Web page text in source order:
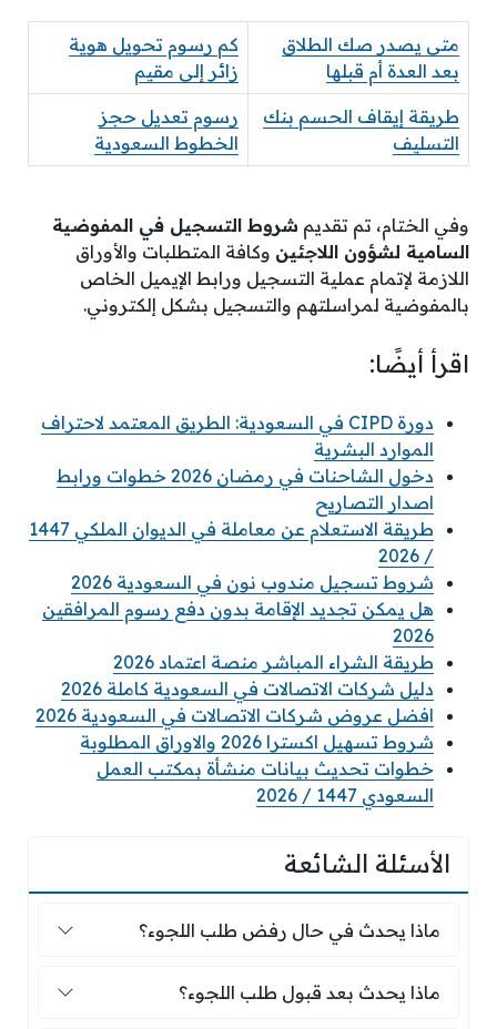
متى يصدر صك الطلاق
بعد العدة أم قبلها
كم رسوم تحويل هوية
زائر إلى مقيم
طريقة إيقاف الحسم بنك
التسليف
رسوم تعديل حجز
الخطوط السعودية
وفي الختام، تم تقديم شروط التسجيل في المفوضية
السامية لشؤون اللاجئين وكافة المتطلبات والأوراق
اللازمة لإتمام عملية التسجيل ورابط الإيميل الخاص
بالمفوضية لمراسلتهم والتسجيل بشكل إلكتروني.
اقرأ أيضًا:
دورة CIPD في السعودية: الطريق المعتمد لاحتراف
الموارد البشرية
دخول الشاحنات في رمضان 2026 خطوات ورابط
اصدار التصاريح
طريقة الاستعلام عن معاملة في الديوان الملكي 1447
/ 2026
شروط تسجيل مندوب نون في السعودية 2026
هل يمكن تجديد الإقامة بدون دفع رسوم المرافقين
2026
طريقة الشراء المباشر منصة اعتماد 2026
دليل شركات الاتصالات في السعودية كاملة 2026
افضل عروض شركات الاتصالات في السعودية 2026
شروط تسهيل اكسترا 2026 والاوراق المطلوبة
خطوات تحديث بيانات منشأة بمكتب العمل
السعودي 1447 / 2026
الأسئلة الشائعة
ماذا يحدث في حال رفض طلب اللجوء؟
ماذا يحدث في حال رفض طلب اللجوء؟
ماذا يحدث بعد قبول طلب اللجوء؟
ماذا يحدث بعد قبول طلب اللجوء؟